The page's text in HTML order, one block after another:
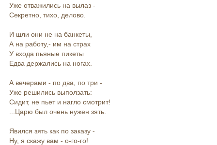
Уже отважились на вылаз -
Секретно, тихо, делово.
И шли они не на банкеты,
А на работу,- им на страх
У входа пьяные пикеты
Едва держались на ногах.
А вечерами - по два, по три -
Уже решились выползать:
Сидит, не пьет и нагло смотрит!
...Царю был очень нужен зять.
Явился зять как по заказу -
Ну, я скажу вам - о-го-го!